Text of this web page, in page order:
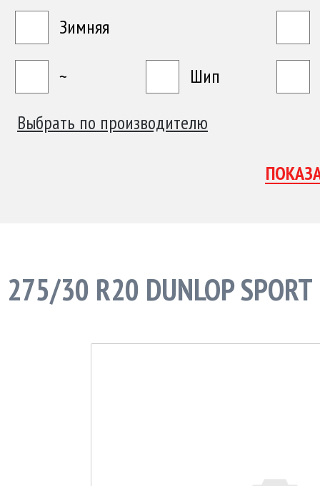
Зимняя
~
Шип
Выбрать по производителю
275/30 R20 DUNLOP